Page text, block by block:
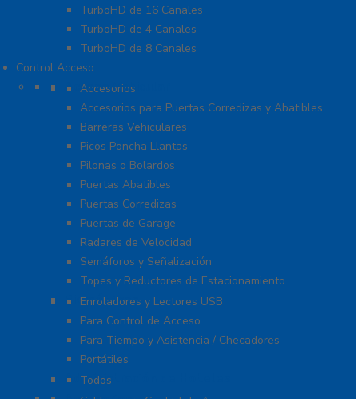
TurboHD de 16 Canales
TurboHD de 4 Canales
TurboHD de 8 Canales
Control Acceso
Acceso Vehicular
Accesorios
Accesorios para Puertas Corredizas y Abatibles
Barreras Vehiculares
Picos Poncha Llantas
Pilonas o Bolardos
Puertas Abatibles
Puertas Corredizas
Puertas de Garage
Radares de Velocidad
Semáforos y Señalización
Topes y Reductores de Estacionamiento
Biométricos
Enroladores y Lectores USB
Para Control de Acceso
Para Tiempo y Asistencia / Checadores
Portátiles
Administración de Hoteles
Todos